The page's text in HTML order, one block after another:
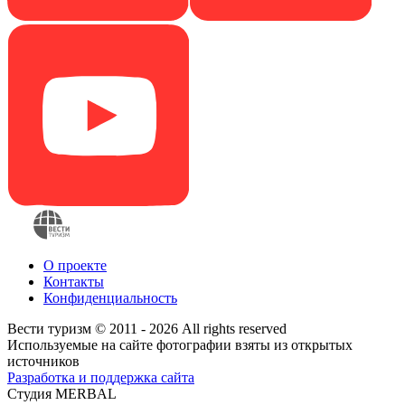
О проекте
Контакты
Конфиденциальность
Вести туризм © 2011 - 2026 All rights reserved
Используемые на сайте фотографии взяты из открытых
источников
Разработка и поддержка сайта
Студия MERBAL